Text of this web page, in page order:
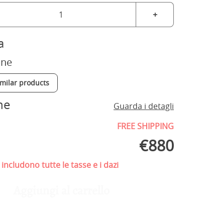
+
products
Guarda i detagli
FREE SHIPPING
€880
tutte le tasse e i dazi